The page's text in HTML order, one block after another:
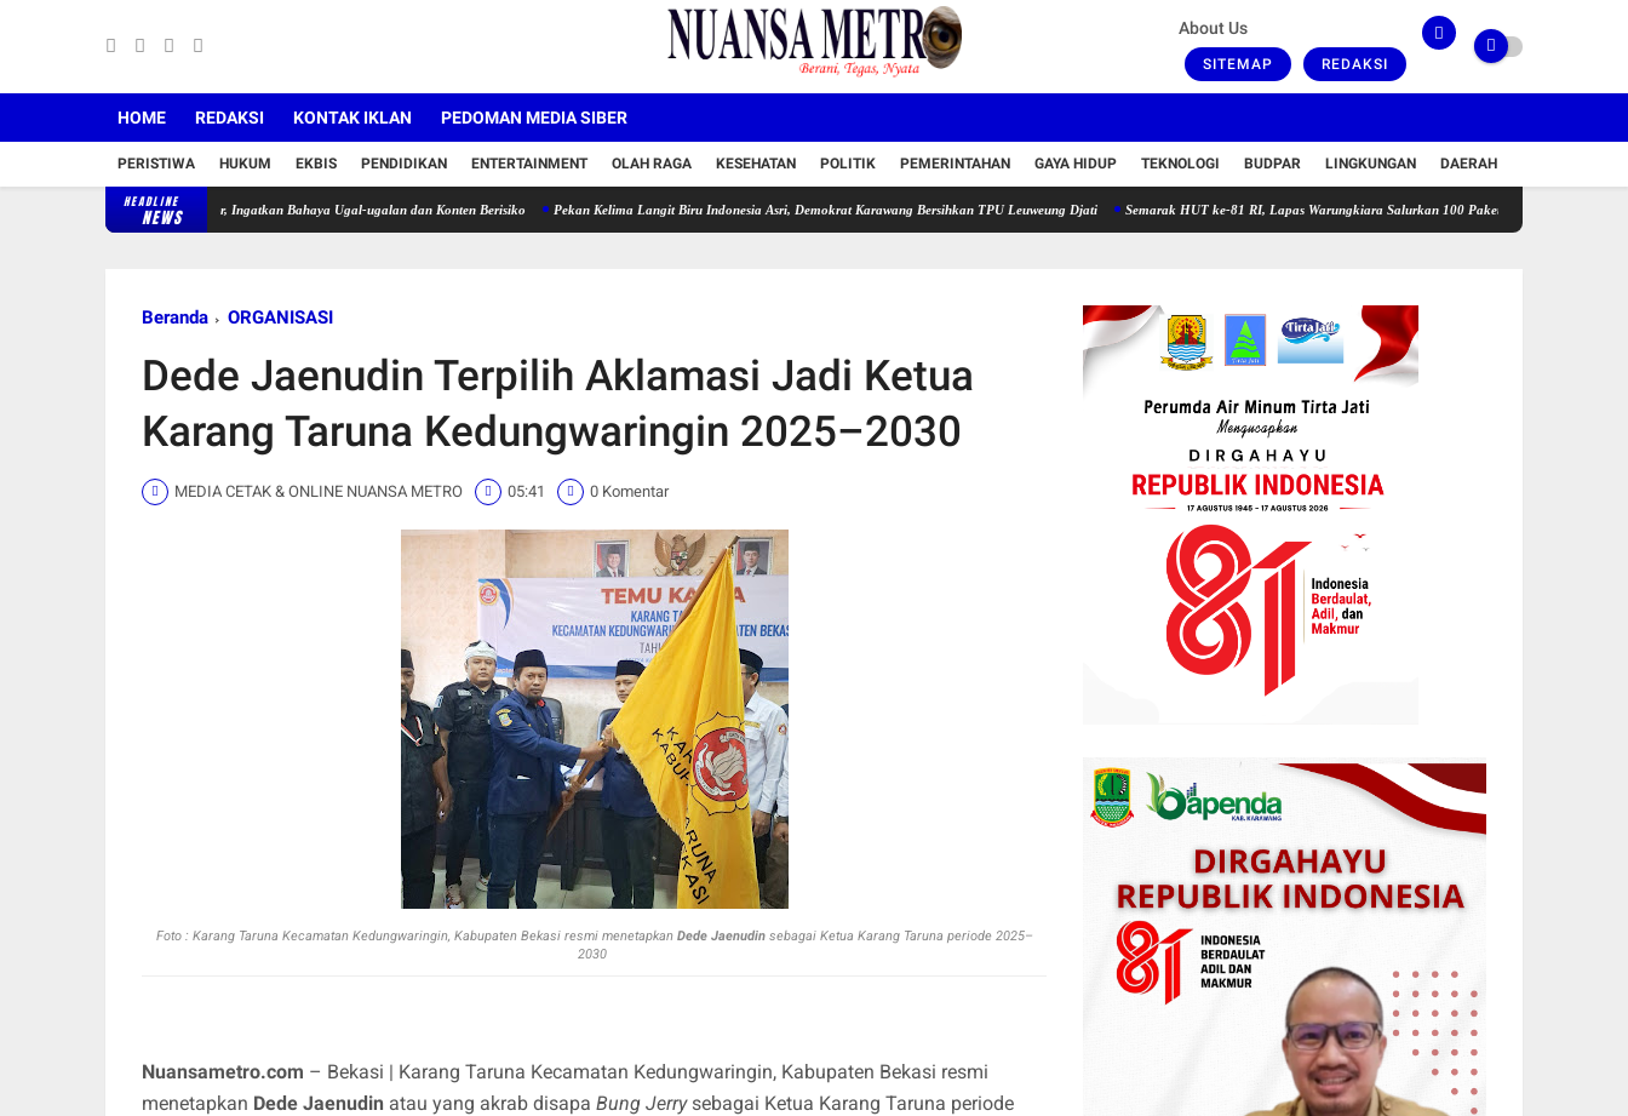
About Us
SITEMAP REDAKSI
HOME REDAKSI KONTAK IKLAN PEDOMAN MEDIA SIBER
PERISTIWA HUKUM EKBIS PENDIDIKAN ENTERTAINMENT OLAH RAGA KESEHATAN POLITIK PEMERINTAHAN GAYA HIDUP TEKNOLOGI BUDPAR LINGKUNGAN DAERAH
HEADLINE
NEWS
Tegur Pengendara Motor, Ingatkan Bahaya Ugal-ugalan dan Konten Berisiko Pekan Kelima Langit Biru Indonesia Asri, Demokrat Karawang Bersihkan TPU Leuweung Djati Semarak HUT ke-81 RI, Lapas Warungkiara Salurkan 100 Paket Bansos dan Gelar Cek Kesehatan
Beranda ORGANISASI
Dede Jaenudin Terpilih Aklamasi Jadi Ketua
Karang Taruna Kedungwaringin 2025–2030
MEDIA CETAK & ONLINE NUANSA METRO 05:41 0 Komentar
Foto : Karang Taruna Kecamatan Kedungwaringin, Kabupaten Bekasi resmi menetapkan Dede Jaenudin sebagai Ketua Karang Taruna periode 2025–
2030
Nuansametro.com – Bekasi | Karang Taruna Kecamatan Kedungwaringin, Kabupaten Bekasi resmi
menetapkan Dede Jaenudin atau yang akrab disapa Bung Jerrysebagai Ketua Karang Taruna periode